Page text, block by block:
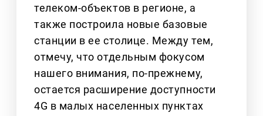
телеком-объектов в регионе, а
также построила новые базовые
станции в ее столице. Между тем,
отмечу, что отдельным фокусом
нашего внимания, по-прежнему,
остается расширение доступности
4G в малых населенных пунктах